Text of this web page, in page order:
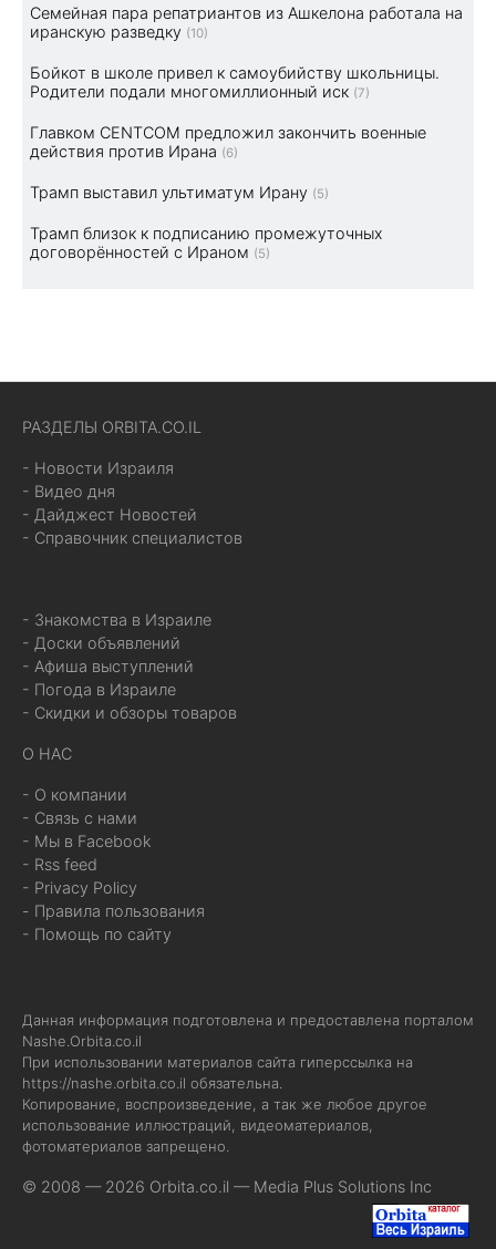
Семейная пара репатриантов из Ашкелона работала на
иранскую разведку (10)
Бойкот в школе привел к самоубийству школьницы.
Родители подали многомиллионный иск (7)
Главком CENTCOM предложил закончить военные
действия против Ирана (6)
Трамп выставил ультиматум Ирану (5)
Трамп близок к подписанию промежуточных
договорённостей с Ираном (5)
РАЗДЕЛЫ ORBITA.CO.IL
- Новости Израиля
- Видео дня
- Дайджест Новостей
- Справочник специалистов
- Знакомства в Израиле
- Доски объявлений
- Афиша выступлений
- Погода в Израиле
- Скидки и обзоры товаров
О НАС
- О компании
- Связь с нами
- Мы в Facebook
- Rss feed
- Privacy Policy
- Правила пользования
- Помощь по сайту
Данная информация подготовлена и предоставлена порталом
Nashe.Orbita.co.il
При использовании материалов сайта гиперссылка на
https://nashe.orbita.co.il обязательна.
Копирование, воспроизведение, а так же любое другое
использование иллюстраций, видеоматериалов,
фотоматериалов запрещено.
© 2008 — 2026 Orbita.co.il — Media Plus Solutions Inc